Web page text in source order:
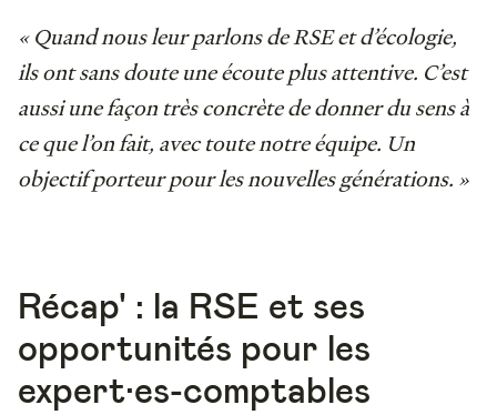
« Quand nous leur parlons de RSE et d’écologie,
ils ont sans doute une écoute plus attentive. C’est
aussi une façon très concrète de donner du sens à
ce que l’on fait, avec toute notre équipe. Un
objectif porteur pour les nouvelles générations. »
Récap' : la RSE et ses
opportunités pour les
expert·es-comptables